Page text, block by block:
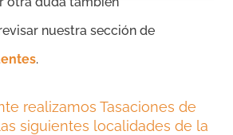
nuestra sección de
.
realizamos Tasaciones de
siguientes localidades de la